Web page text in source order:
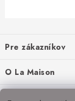
p
ä
t
i
Pre zákazníkov
Doprava a platba
O La Maison
O nás
Inšpirácie